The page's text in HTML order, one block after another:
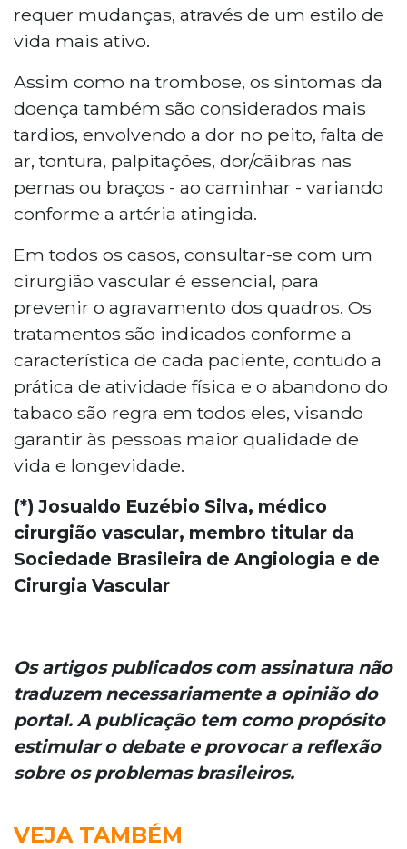
requer mudanças, através de um estilo de
vida mais ativo.
Assim como na trombose, os sintomas da
doença também são considerados mais
tardios, envolvendo a dor no peito, falta de
ar, tontura, palpitações, dor/cãibras nas
pernas ou braços - ao caminhar - variando
conforme a artéria atingida.
Em todos os casos, consultar-se com um
cirurgião vascular é essencial, para
prevenir o agravamento dos quadros. Os
tratamentos são indicados conforme a
característica de cada paciente, contudo a
prática de atividade física e o abandono do
tabaco são regra em todos eles, visando
garantir às pessoas maior qualidade de
vida e longevidade.
(*) Josualdo Euzébio Silva, médico
cirurgião vascular, membro titular da
Sociedade Brasileira de Angiologia e de
Cirurgia Vascular
Os artigos publicados com assinatura não
traduzem necessariamente a opinião do
portal. A publicação tem como propósito
estimular o debate e provocar a reflexão
sobre os problemas brasileiros.
VEJA TAMBÉM